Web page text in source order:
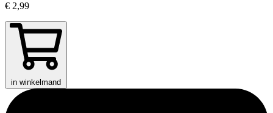
€ 2,99
in winkelmand